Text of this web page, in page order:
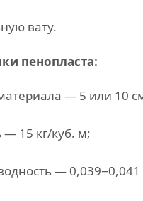
вату.
пенопласта:
— 5 или 10
— 15 кг/куб. м;
—